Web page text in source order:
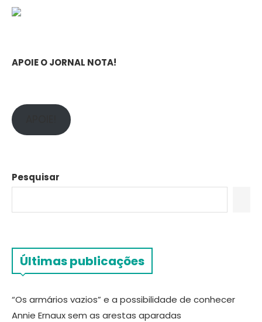
APOIE O JORNAL NOTA!
Pesquisar
Últimas publicações
“Os armários vazios” e a possibilidade de conhecer
Annie Ernaux sem as arestas aparadas